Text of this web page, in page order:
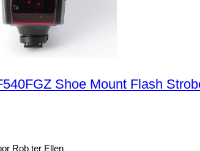
Shoe Mount Flash
Rob ter Ellen